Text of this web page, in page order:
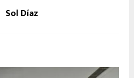
Sol Díaz